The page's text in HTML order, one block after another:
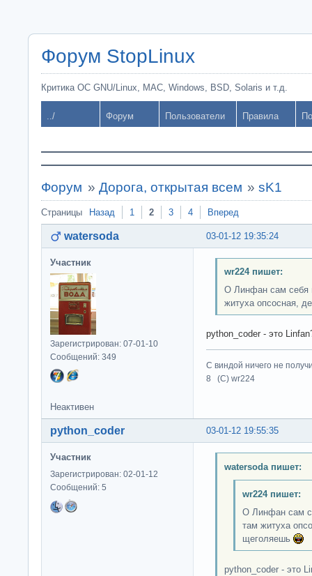
Форум StopLinux
Критика ОС GNU/Linux, MAC, Windows, BSD, Solaris и т.д.
../ Форум Пользователи Правила
Форум » Дорога, открытая всем »sK1
Страницы Назад 1 2 3 4 Вперед
03-01-12 19:35:24
watersoda
Участник
Зарегистрирован: 07-01-10
Сообщений: 349
wr224 пишет:
О Линфан сам себя
житуха опсосная,
python_coder - это
С виндой ничего не
8 (C) wr224
Неактивен
03-01-12 19:55:35
python_coder
Участник
Зарегистрирован: 02-01-12
Сообщений: 5
watersoda пишет:
wr224 пишет:
О Линфан сам
там житуха
щеголяешь
python_coder - это